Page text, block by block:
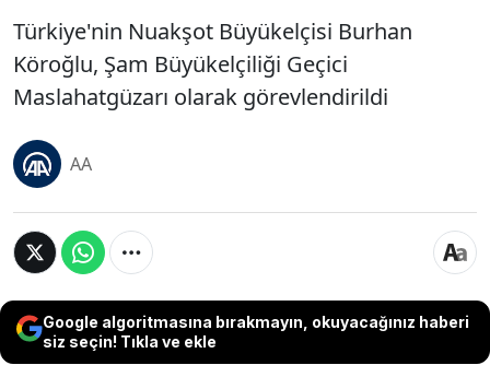
Türkiye'nin Nuakşot Büyükelçisi Burhan
Köroğlu, Şam Büyükelçiliği Geçici
Maslahatgüzarı olarak görevlendirildi
AA
Google algoritmasına bırakmayın, okuyacağınız haberi
siz seçin! Tıkla ve ekle